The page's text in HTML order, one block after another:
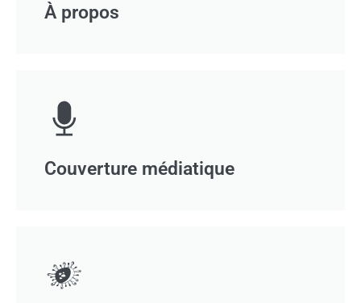
À propos
Couverture médiatique